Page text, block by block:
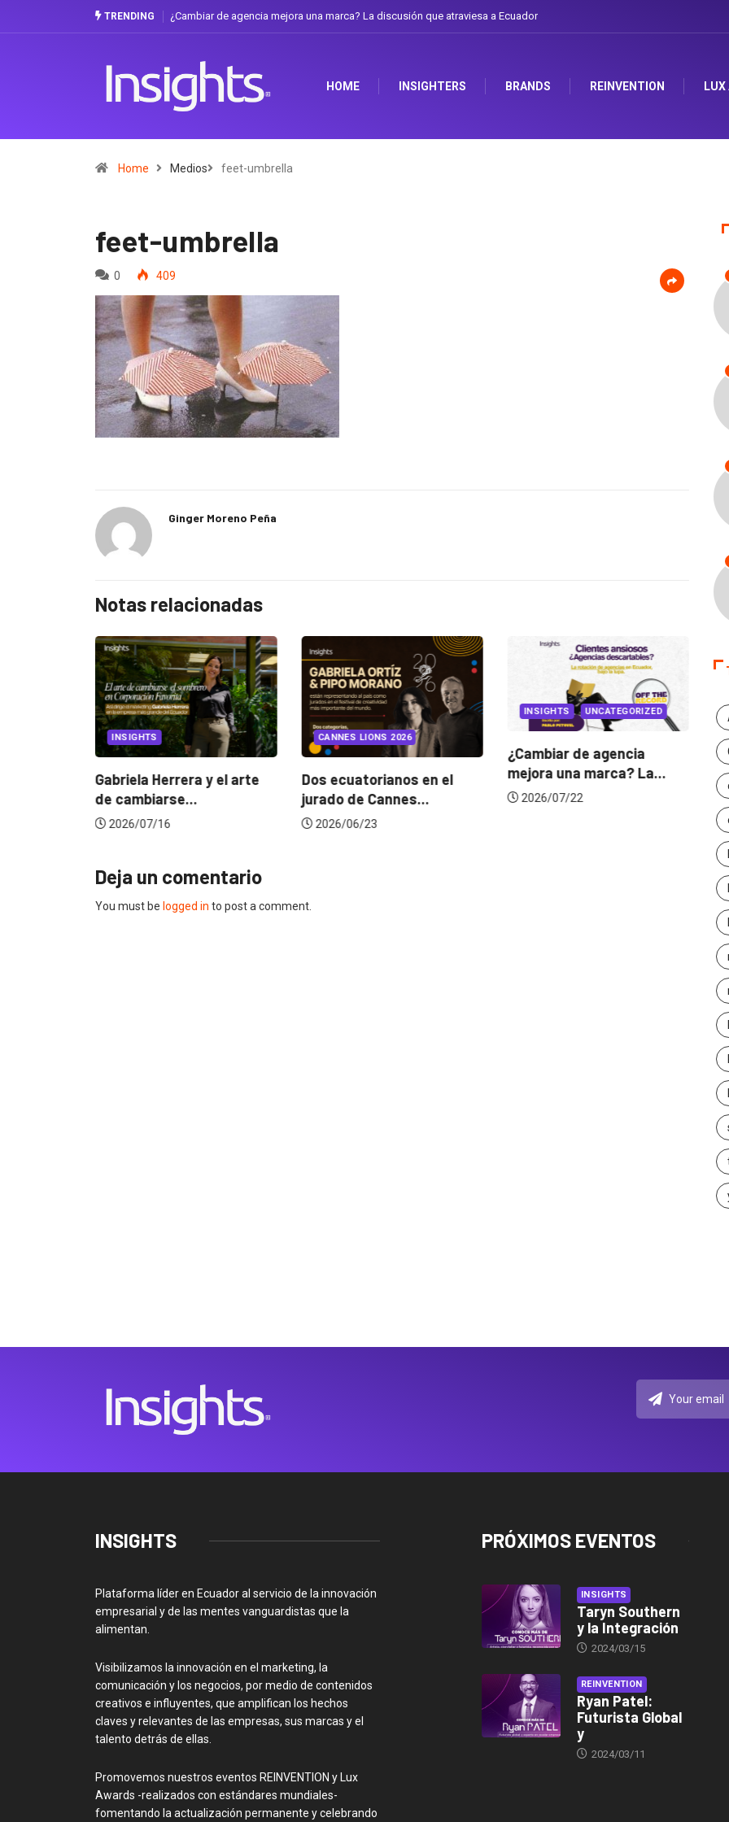
TRENDING ¿Cambiar de agencia mejora una marca? La discusión que atraviesa a Ecuador
HOME INSIGHTERS BRANDS REINVENTION LUX
Home Medios feet-umbrella
feet-umbrella
0 409
Ginger Moreno Peña
Notas relacionadas
INSIGHTS
Gabriela Herrera y el arte
de cambiarse...
2026/07/16
CANNES LIONS 2026
Dos ecuatorianos en el
jurado de Cannes...
2026/06/23
INSIGHTS UNCATEGORIZED
¿Cambiar de agencia
mejora una marca? La...
2026/07/22
Deja un comentario
You must be logged in to post a comment.
INSIGHTS
Plataforma líder en Ecuador al servicio de la innovación
empresarial y de las mentes vanguardistas que la
alimentan.
Visibilizamos la innovación en el marketing, la
comunicación y los negocios, por medio de contenidos
creativos e influyentes, que amplifican los hechos
claves y relevantes de las empresas, sus marcas y el
talento detrás de ellas.
Promovemos nuestros eventos REINVENTION y Lux
Awards -realizados con estándares mundiales-
fomentando la actualización permanente y celebrando
PRÓXIMOS EVENTOS
INSIGHTS
Taryn Southern
y la Integración
2024/03/15
REINVENTION
Ryan Patel:
Futurista Global
y
2024/03/11